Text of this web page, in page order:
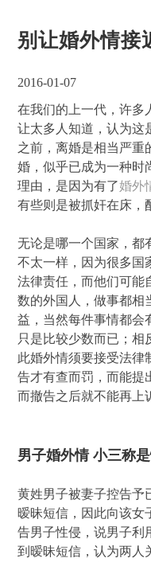
别让婚外情接
2016-01-07
在我们的上一代，许多
让太多人知道，认为这
之前，离婚是相当严重
婚，似乎已成为一种时
理由，是因为有了婚外
有些则是被抓奸在床，
无论是哪一个国家，都
不太一样，因为很多国
法律责任，而他们可能
数的外国人，做事都相
益，当然每件事情都会
只是比较少数而已；相
此婚外情须要接受法律
告才有查而罚，而能提
而撤告之后就不能再上
男子婚外情 小三称
黄姓男子被妻子控告予
暧昧短信，因此向该女
告男子性侵，说男子利
到暧昧短信，认为两人